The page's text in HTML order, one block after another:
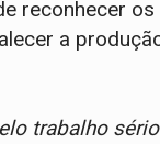
reconhecer
a
trabalho